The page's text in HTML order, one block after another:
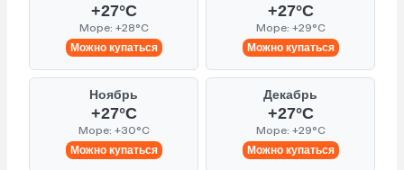
+27°C
Море: +28°C
Можно купаться
+27°C
Море: +29°C
Можно купаться
Ноябрь
+27°C
Море: +30°C
Можно купаться
Декабрь
+27°C
Море: +29°C
Можно купаться